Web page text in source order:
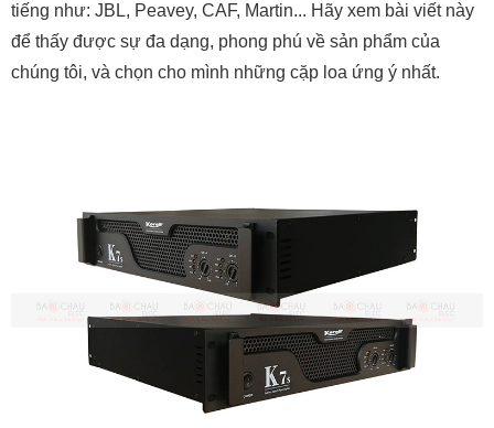
tiếng như: JBL, Peavey, CAF, Martin... Hãy xem bài viết này
để thấy được sự đa dạng, phong phú về sản phẩm của
chúng tôi, và chọn cho mình những cặp loa ứng ý nhất.